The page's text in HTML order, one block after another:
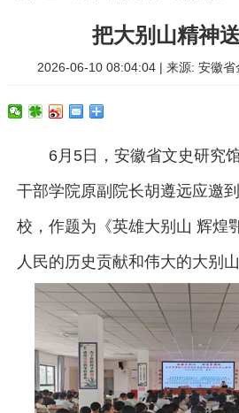
把大别山精神
2026-06-10 08:04:04 | 来源: 安徽省
6月5日，安徽省文史研究
干部学院原副院长胡遵远应邀
校，作题为《英雄大别山 辉煌
人民的历史贡献和伟大的大别